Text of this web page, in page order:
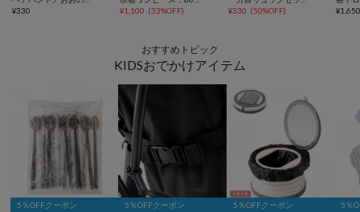
¥330
¥1,100 (33%OFF)
¥330 (50%OFF) ¥
おすすめトピック
KIDSおでかけアイテム
5％OFFクーポン 5％OFFクーポン 5％OFFクーポン 5％